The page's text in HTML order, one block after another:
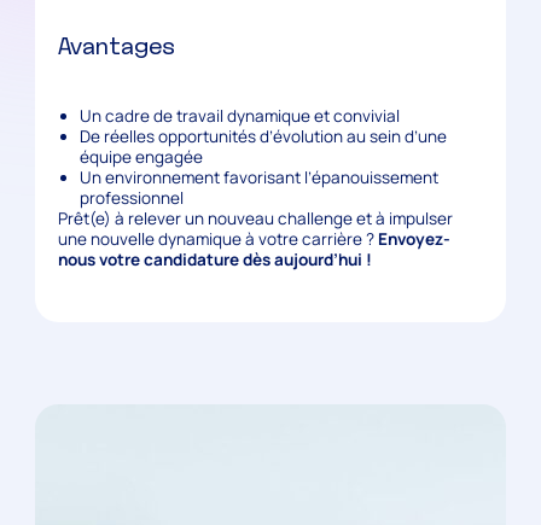
Avantages
Un cadre de travail dynamique et convivial
De réelles opportunités d’évolution au sein d’une
équipe engagée
Un environnement favorisant l’épanouissement
professionnel
Prêt(e) à relever un nouveau challenge et à impulser
une nouvelle dynamique à votre carrière ? Envoyez-
nous votre candidature dès aujourd’hui !